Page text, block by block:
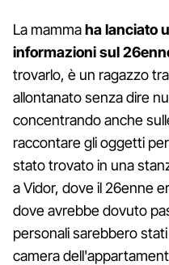
La mammaha lanciato
informazioni sul
trovarlo, è un ragazzo
allontanato senza dire
concentrando anche
raccontare gli oggetti
stato trovato in una
a Vidor, dove il 26enne
dove avrebbe dovuto
personali sarebbero
camera